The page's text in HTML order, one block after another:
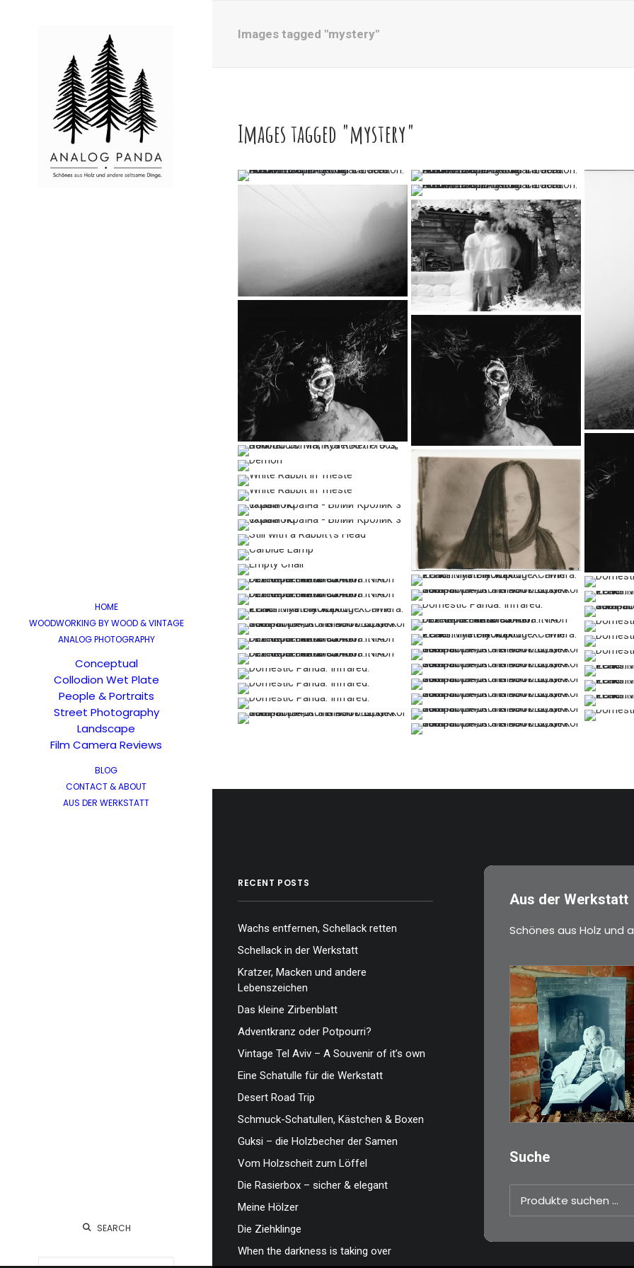
HOME
WOODWORKING BY WOOD & VINTAGE
ANALOG PHOTOGRAPHY
Conceptual
Collodion Wet Plate
People & Portraits
Street Photography
Landscape
Film Camera Reviews
BLOG
CONTACT & ABOUT
AUS DER WERKSTATT
SEARCH
Images tagged "mystery"
Images tagged "mystery"
…
…
…
…
…
…
…
…
…
…
…
…
…
…
…
…
…
…
…
…
…
…
…
…
…
…
…
RECENT POSTS
Wachs entfernen, Schellack retten
Schellack in der Werkstatt
Kratzer, Macken und andere
Lebenszeichen
Das kleine Zirbenblatt
Adventkranz oder Potpourri?
Vintage Tel Aviv – A Souvenir of it’s own
Eine Schatulle für die Werkstatt
Desert Road Trip
Schmuck-Schatullen, Kästchen & Boxen
Guksi – die Holzbecher der Samen
Vom Holzscheit zum Löffel
Die Rasierbox – sicher & elegant
Meine Hölzer
Die Ziehklinge
When the darkness is taking over
Aus der Werkstatt
Schönes aus Holz und
€3,00
Limitierte Auflage.
Original: Abzug von
35mm…
Suche